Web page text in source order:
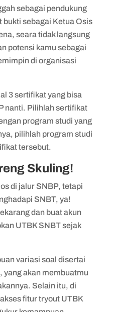
sebagai pendukung
bukti sebagai Ketua Osis
seara tidak langsung
potensi kamu sebagai
di organisasi
3 sertifikat yang bisa
nanti. Pilihlah sertifikat
program studi yang
pilihlah program studi
tersebut.
Skuling!
di jalur SNBP, tetapi
SNBT, ya!
dan buat akun
UTBK SNBT sejak
variasi soal disertai
yang akan membuatmu
Selain itu, di
fitur tryout UTBK